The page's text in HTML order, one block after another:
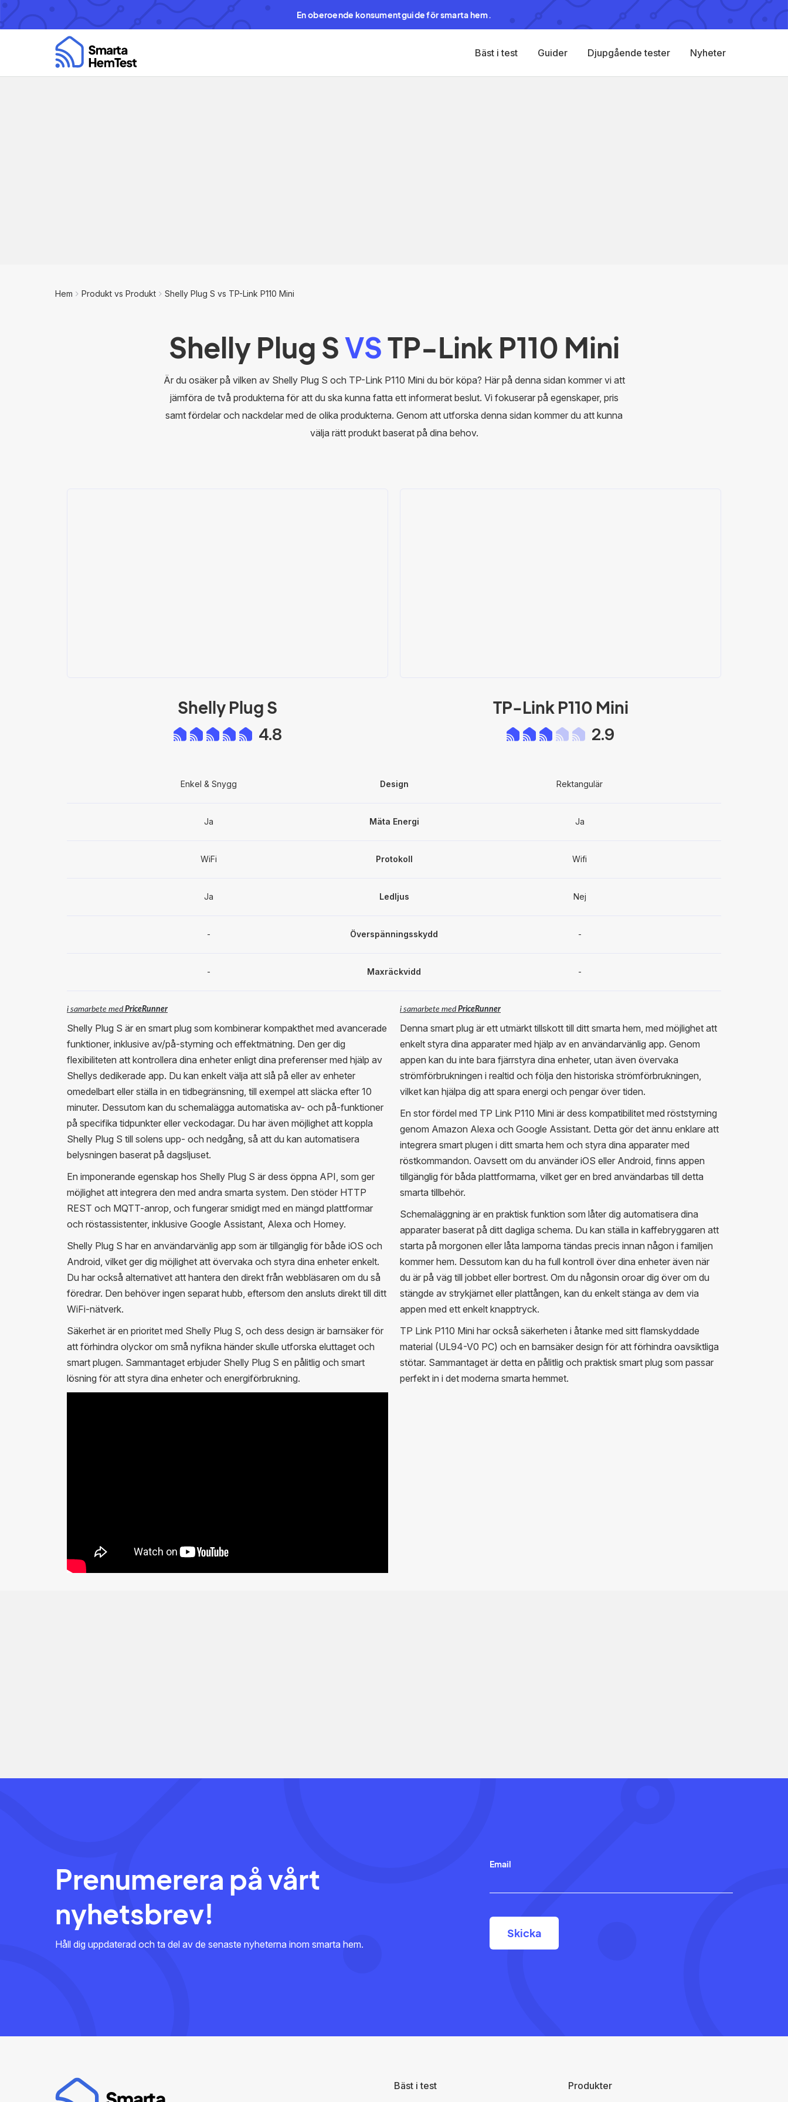
En oberoende konsumentguide för smarta hem.
Bäst i test Guider Djupgående tester Nyheter
Hem Produkt vs Produkt Shelly Plug S vs TP-Link P110 Mini
Shelly Plug SVSTP-Link P110 Mini
Är du osäker på vilken av Shelly Plug S och TP-Link P110 Mini du bör köpa? Här på denna sidan kommer vi att
jämföra de två produkterna för att du ska kunna fatta ett informerat beslut. Vi fokuserar på egenskaper, pris
samt fördelar och nackdelar med de olika produkterna. Genom att utforska denna sidan kommer du att kunna
välja rätt produkt baserat på dina behov.
Shelly Plug S
4.8
TP-Link P110 Mini
2.9
Enkel & Snygg Design Rektangulär
Ja Mäta Energi Ja
WiFi Protokoll Wifi
Ja Ledljus Nej
- Överspänningsskydd -
- Maxräckvidd -
i samarbete medPriceRunner
Shelly Plug S är en smart plug som kombinerar kompakthet med avancerade
funktioner, inklusive av/på-styrning och effektmätning. Den ger dig
flexibiliteten att kontrollera dina enheter enligt dina preferenser med hjälp av
Shellys dedikerade app. Du kan enkelt välja att slå på eller av enheter
omedelbart eller ställa in en tidbegränsning, till exempel att släcka efter 10
minuter. Dessutom kan du schemalägga automatiska av- och på-funktioner
på specifika tidpunkter eller veckodagar. Du har även möjlighet att koppla
Shelly Plug S till solens upp- och nedgång, så att du kan automatisera
belysningen baserat på dagsljuset.
En imponerande egenskap hos Shelly Plug S är dess öppna API, som ger
möjlighet att integrera den med andra smarta system. Den stöder HTTP
REST och MQTT-anrop, och fungerar smidigt med en mängd plattformar
och röstassistenter, inklusive Google Assistant, Alexa och Homey.
Shelly Plug S har en användarvänlig app som är tillgänglig för både iOS och
Android, vilket ger dig möjlighet att övervaka och styra dina enheter enkelt.
Du har också alternativet att hantera den direkt från webbläsaren om du så
föredrar. Den behöver ingen separat hubb, eftersom den ansluts direkt till ditt
WiFi-nätverk.
Säkerhet är en prioritet med Shelly Plug S, och dess design är barnsäker för
att förhindra olyckor om små nyfikna händer skulle utforska eluttaget och
smart plugen. Sammantaget erbjuder Shelly Plug S en pålitlig och smart
lösning för att styra dina enheter och energiförbrukning.
i samarbete medPriceRunner
Denna smart plug är ett utmärkt tillskott till ditt smarta hem, med möjlighet att
enkelt styra dina apparater med hjälp av en användarvänlig app. Genom
appen kan du inte bara fjärrstyra dina enheter, utan även övervaka
strömförbrukningen i realtid och följa den historiska strömförbrukningen,
vilket kan hjälpa dig att spara energi och pengar över tiden.
En stor fördel med TP Link P110 Mini är dess kompatibilitet med röststyrning
genom Amazon Alexa och Google Assistant. Detta gör det ännu enklare att
integrera smart plugen i ditt smarta hem och styra dina apparater med
röstkommandon. Oavsett om du använder iOS eller Android, finns appen
tillgänglig för båda plattformarna, vilket ger en bred användarbas till detta
smarta tillbehör.
Schemaläggning är en praktisk funktion som låter dig automatisera dina
apparater baserat på ditt dagliga schema. Du kan ställa in kaffebryggaren att
starta på morgonen eller låta lamporna tändas precis innan någon i familjen
kommer hem. Dessutom kan du ha full kontroll över dina enheter även när
du är på väg till jobbet eller bortrest. Om du någonsin oroar dig över om du
stängde av strykjärnet eller plattången, kan du enkelt stänga av dem via
appen med ett enkelt knapptryck.
TP Link P110 Mini har också säkerheten i åtanke med sitt flamskyddade
material (UL94-V0 PC) och en barnsäker design för att förhindra oavsiktliga
stötar. Sammantaget är detta en pålitlig och praktisk smart plug som passar
perfekt in i det moderna smarta hemmet.
Prenumerera på vårt
nyhetsbrev!
Håll dig uppdaterad och ta del av de senaste nyheterna inom smarta hem.
Email
Bäst i test Produkter